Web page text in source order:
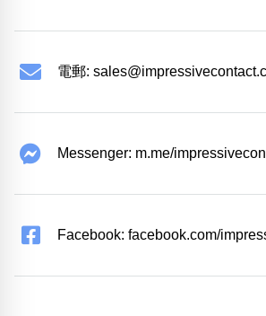
電郵:
Messenger: m.me/
Facebook: facebook.com/